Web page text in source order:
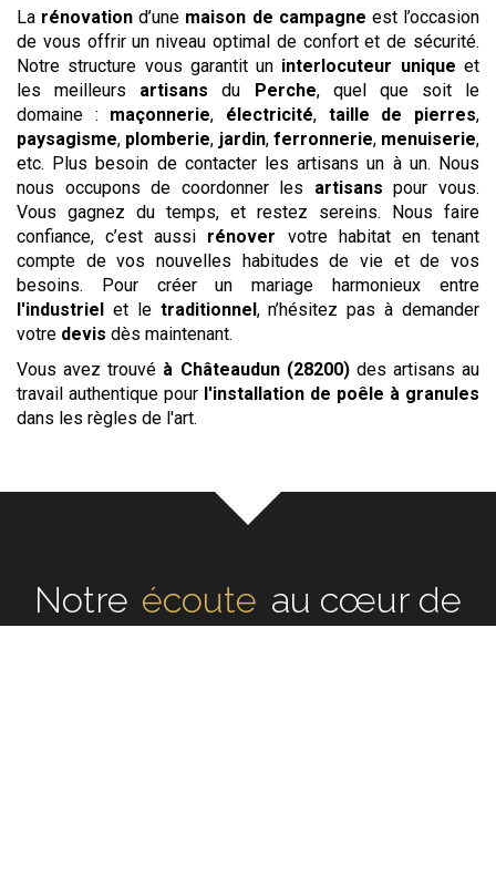
La rénovation d’une maison de campagne est l’occasion
de vous offrir un niveau optimal de confort et de sécurité.
Notre structure vous garantit un interlocuteur unique et
les meilleurs artisans du Perche, quel que soit le
domaine : maçonnerie, électricité, taille de pierres,
paysagisme, plomberie, jardin, ferronnerie, menuiserie,
etc. Plus besoin de contacter les artisans un à un. Nous
nous occupons de coordonner les artisans pour vous.
Vous gagnez du temps, et restez sereins. Nous faire
confiance, c’est aussi rénover votre habitat en tenant
compte de vos nouvelles habitudes de vie et de vos
besoins. Pour créer un mariage harmonieux entre
l'industriel
et le traditionnel , n’hésitez pas à demander
votre devis dès maintenant.
Vous avez trouvé à Châteaudun (28200) des artisans au
travail authentique pour l'installation de poêle à granules
dans les règles de l'art.
Notre écoute au cœur de
chaque réalisation